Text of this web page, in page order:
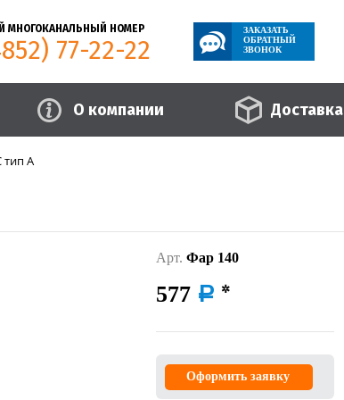
МНОГОКАНАЛЬНЫЙ НОМЕР
77-22-22
ЗАКАЗАТЬ
ОБРАТНЫЙ
ЗВОНОК
О компании Доставка
А
Арт. Фар 140
577 a
Оформить заявку